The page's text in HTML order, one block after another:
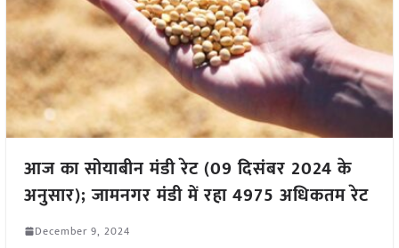
आज का सोयाबीन मंडी रेट (09 दिसंबर 2024 के
अनुसार); जामनगर मंडी में रहा 4975 अधिकतम रेट
December 9, 2024